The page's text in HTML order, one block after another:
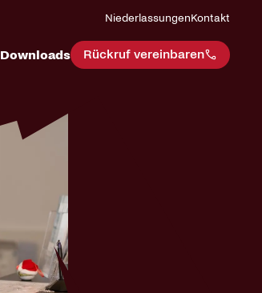
NiederlassungenKontakt
Downloads Rückruf vereinbaren